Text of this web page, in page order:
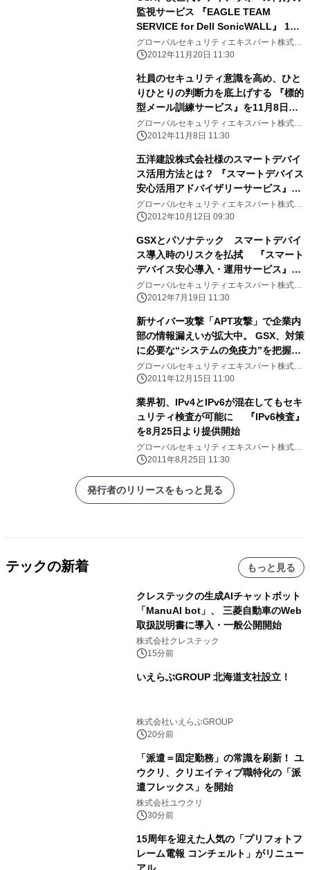
監視サービス 『EAGLE TEAM
SERVICE for Dell SonicWALL』 11
月20日よりサービス提供開始 販売
でデル、マクニカネットワークスと協
グローバルセキュリティエキスパート株式会
社、デル株式会社、マクニカネットワークス
2012年11月20日 11:30
社員のセキュリティ意識を高め、ひと
りひとりの判断力を底上げする 『標的
型メール訓練サービス』を11月8日よ
り提供開始
グローバルセキュリティエキスパート株式会
社 2012年11月8日 11:30
五洋建設株式会社様のスマートデバイ
ス活用方法とは？ 『スマートデバイス
安心活用アドバイザリーサービス』導
入事例 ～スマートデバイス活用に
は、発想の転換が必要だった～
グローバルセキュリティエキスパート株式会
社 2012年10月12日 09:30
GSXとパソナテック スマートデバイ
ス導入時のリスクを払拭 『スマート
デバイス安心導入・運用サービス』7
月19日より開始
グローバルセキュリティエキスパート株式会
社、株式会社パソナテック
2012年7月19日 11:30
新サイバー攻撃「APT攻撃」で企業内
部の情報漏えいが拡大中。 GSX、対策
に必要な“システムの免疫力”を把握す
る 『APT攻撃耐性評価』を12月15日
より提供開始
グローバルセキュリティエキスパート株式会
社 2011年12月15日 11:00
業界初、IPv4とIPv6が混在してもセキ
ュリティ検査が可能に 『IPv6検査』
を8月25日より提供開始
グローバルセキュリティエキスパート株式会
社 2011年8月25日 11:30
発行者のリリースをもっと見る
テックの新着 もっと見る
クレステックの生成AIチャットボット
「ManuAI bot」、 三菱自動車のWeb
取扱説明書に導入・一般公開開始
株式会社クレステック
15分前
いえらぶGROUP 北海道支社設立！
株式会社いえらぶGROUP
20分前
「派遣＝固定勤務」の常識を刷新！ ユ
ウクリ、クリエイティブ職特化の「派
遣フレックス」を開始
株式会社ユウクリ
30分前
15周年を迎えた人気の「プリフォトフ
レーム電報 コンチェルト」がリニュー
アル